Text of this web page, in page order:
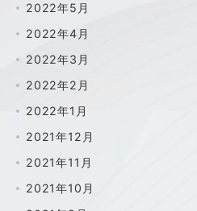
2022年5月
2022年4月
2022年3月
2022年2月
2022年1月
2021年12月
2021年11月
2021年10月